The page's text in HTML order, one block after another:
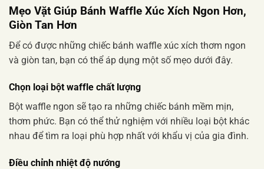
Mẹo Vặt Giúp Bánh Waffle Xúc Xích Ngon Hơn,
Giòn Tan Hơn
Để có được những chiếc bánh waffle xúc xích thơm ngon
và giòn tan, bạn có thể áp dụng một số mẹo dưới đây.
Chọn loại bột waffle chất lượng
Bột waffle ngon sẽ tạo ra những chiếc bánh mềm mịn,
thơm phức. Bạn có thể thử nghiệm với nhiều loại bột khác
nhau để tìm ra loại phù hợp nhất với khẩu vị của gia đình.
Điều chỉnh nhiệt độ nướng